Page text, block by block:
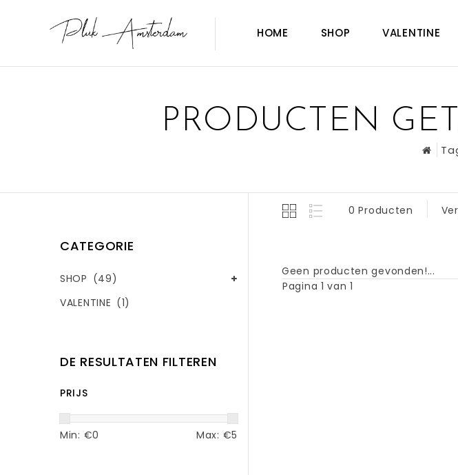
HOME SHOP VALENTINE
PRODUCTEN
CATEGORIE
SHOP (49)
VALENTINE (1)
DE RESULTATEN FILTEREN
PRIJS
Min: €0 Max: €5
0 Producten
Geen producten gevonden!...
Pagina 1 van 1